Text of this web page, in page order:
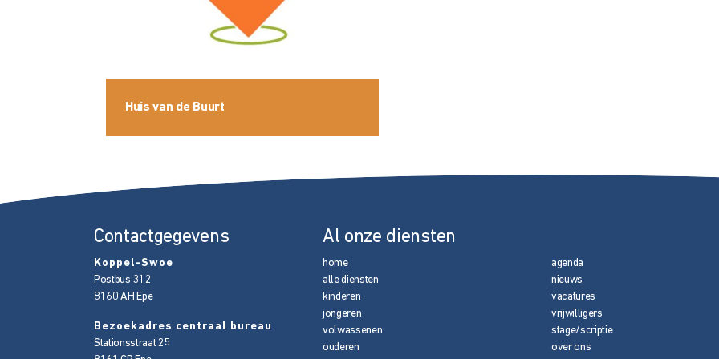
Huis van de Buurt
Contactgegevens
Koppel-Swoe
Postbus 312
8160 AH Epe
Bezoekadres centraal bureau
Stationsstraat 25
Al onze diensten
home
alle diensten
kinderen
jongeren
volwassenen
ouderen
agenda
nieuws
vacatures
vrijwilligers
stage/scriptie
over ons